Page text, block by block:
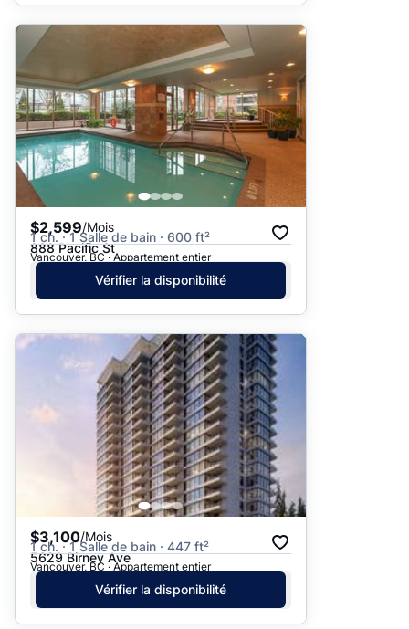
$2,599/Mois
1 ch. · 1 Salle de bain · 600 ft²
888 Pacific St
Vancouver, BC · Appartement entier
Vérifier la disponibilité
$3,100/Mois
1 ch. · 1 Salle de bain · 447 ft²
5629 Birney Ave
Vancouver, BC · Appartement entier
Vérifier la disponibilité